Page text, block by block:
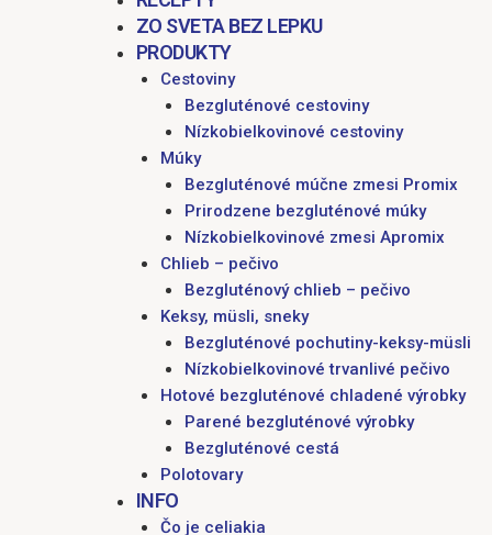
ZO SVETA BEZ LEPKU
PRODUKTY
Cestoviny
Bezgluténové cestoviny
Nízkobielkovinové cestoviny
Múky
Bezgluténové múčne zmesi Promix
Prirodzene bezgluténové múky
Nízkobielkovinové zmesi Apromix
Chlieb – pečivo
Bezgluténový chlieb – pečivo
Keksy, müsli, sneky
Bezgluténové pochutiny-keksy-müsli
Nízkobielkovinové trvanlivé pečivo
Hotové bezgluténové chladené výrobky
Parené bezgluténové výrobky
Bezgluténové cestá
Polotovary
INFO
Čo je celiakia